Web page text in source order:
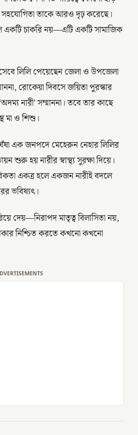
সহযোগিতা তাকে আরও দৃঢ় করেছে।
চাকরি নয়—এটি একটি সামাজিক
লিলি পেয়েছেন জেলা ও উপজেলা
রোকেয়া দিবসে জয়িতা পুরস্কার
নারী’ সম্মাননা। তবে তার কাছে
মা ও শিশু।
এক জনপদে মেহেরুন নেহার লিলির
শুরু হয় নারীর স্বাস্থ্য সুরক্ষা দিয়ে।
একত্র হলে একজন নারীই বদলে
ভবিষ্যৎ।
দেয়—নিরাপদ মাতৃত্ব বিলাসিতা নয়,
নিশ্চিত করতে কখনো কখনো